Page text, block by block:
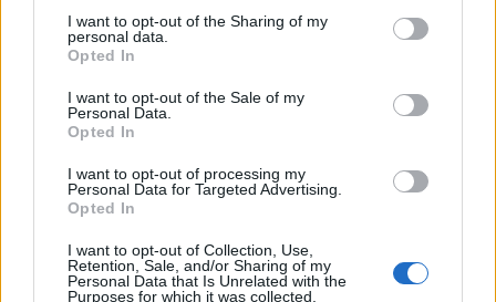
not limited to your visit or usage behaviour. You may click to
grant or deny consent to Google and its third-party tags to
use your data for below specified purposes in below Google
consent section.
I want to opt-out of the Sharing of my
personal data.
Opted In
I want to opt-out of the Sale of my
Personal Data.
Opted In
I want to opt-out of processing my
Personal Data for Targeted Advertising.
Opted In
I want to opt-out of Collection, Use,
Retention, Sale, and/or Sharing of my
Personal Data that Is Unrelated with the
Purposes for which it was collected.